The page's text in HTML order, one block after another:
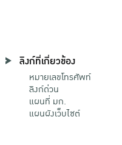
ลิงก์ที่เกี่ยวข้อง
หมายเลขโทรศัพท์
ลิงก์ด่วน
แผนที่ มก.
แผนผังเว็บไซต์